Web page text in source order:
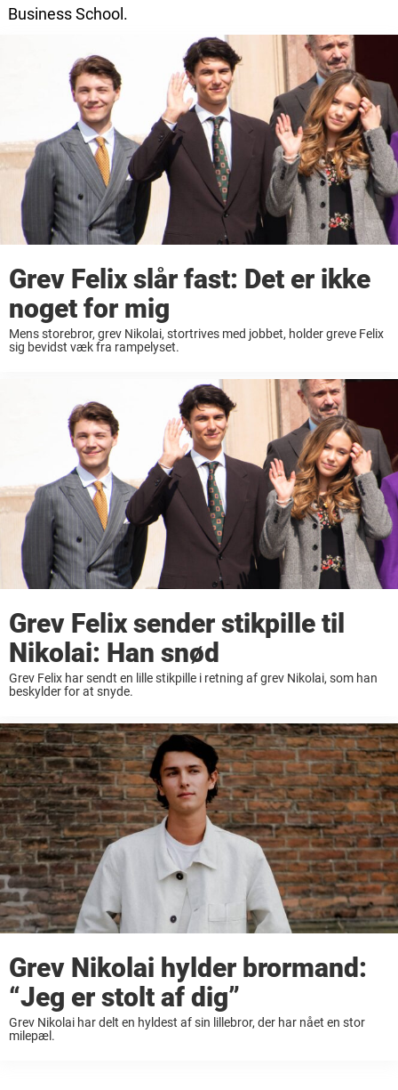
Business School.
Grev Felix slår fast: Det er ikke
noget for mig
Mens storebror, grev Nikolai, stortrives med jobbet, holder greve Felix
sig bevidst væk fra rampelyset.
Grev Felix sender stikpille til
Nikolai: Han snød
Grev Felix har sendt en lille stikpille i retning af grev Nikolai, som han
beskylder for at snyde.
Grev Nikolai hylder brormand:
“Jeg er stolt af dig”
Grev Nikolai har delt en hyldest af sin lillebror, der har nået en stor
milepæl.